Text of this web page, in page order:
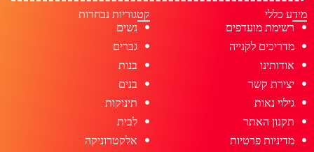
מידע כללי
רשימת מועדפים
מדריכים לקנייה
אודותינו
יצירת קשר
גילוי נאות
תקנון האתר
מדיניות פרטיות
קטגוריות נבחרות
נשים
גברים
בנות
בנים
תינוקות
לבית
אלקטרוניקה